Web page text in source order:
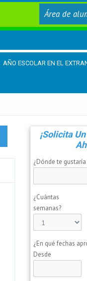
Área de
AÑO ESCOLAR EN EL
¡Solicita
¿Dónde te gustaría
¿Cuántas
semanas?
¿En qué fechas
Desde